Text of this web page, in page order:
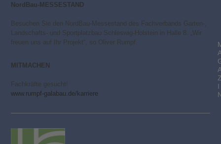
NordBau-MESSESTAND
Besuchen Sie den NordBau-Messestand des Fachverbands Garten-,
Landschafts- und Sportplatzbau Schleswig-Holstein in Halle 8. „Wir
freuen uns auf Ihr Projekt“, so Oliver Rumpf.
MITMACHEN
Fachkräfte gesucht!
www.rumpf-galabau.de/karriere
I